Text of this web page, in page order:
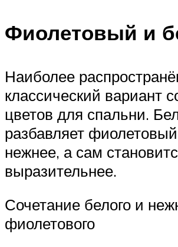
Фиолетовый и
Наиболее
классический вариант
цветов для спальни.
разбавляет
нежнее, а сам
выразительнее.
Сочетание белого и
фиолетового